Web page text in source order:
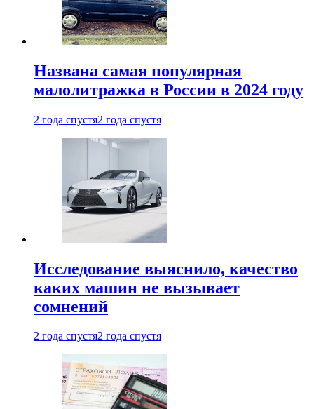
Названа самая популярная
малолитражка в России в 2024 году
2 года спустя2 года спустя
Исследование выяснило, качество
каких машин не вызывает
сомнений
2 года спустя2 года спустя